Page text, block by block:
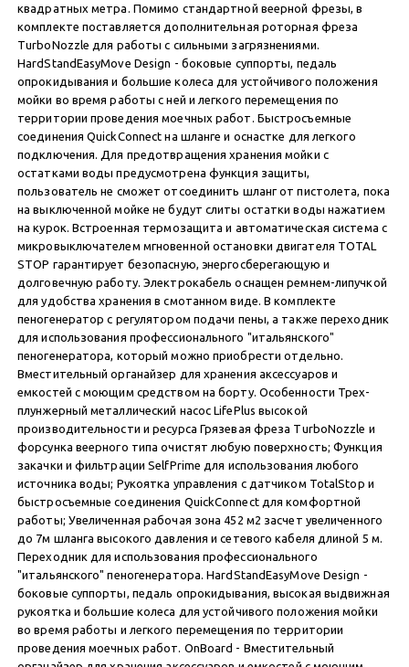
квадратных метра. Помимо стандартной веерной фрезы, в
комплекте поставляется дополнительная роторная фреза
TurboNozzle для работы с сильными загрязнениями.
HardStandEasyMove Design - боковые суппорты, педаль
опрокидывания и большие колеса для устойчивого положения
мойки во время работы с ней и легкого перемещения по
территории проведения моечных работ. Быстросъемные
соединения QuickConnect на шланге и оснастке для легкого
подключения. Для предотвращения хранения мойки с
остатками воды предусмотрена функция защиты,
пользователь не сможет отсоединить шланг от пистолета, пока
на выключенной мойке не будут слиты остатки воды нажатием
на курок. Встроенная термозащита и автоматическая система с
микровыключателем мгновенной остановки двигателя TOTAL
STOP гарантирует безопасную, энергосберегающую и
долговечную работу. Электрокабель оснащен ремнем-липучкой
для удобства хранения в смотанном виде. В комплекте
пеногенератор с регулятором подачи пены, а также переходник
для использования профессионального "итальянского"
пеногенератора, который можно приобрести отдельно.
Вместительный органайзер для хранения аксессуаров и
емкостей с моющим средством на борту. Особенности Трех-
плунжерный металлический насос LifePlus высокой
производительности и ресурса Грязевая фреза TurboNozzle и
форсунка веерного типа очистят любую поверхность; Функция
закачки и фильтрации SelfPrime для использования любого
источника воды; Рукоятка управления с датчиком TotalStop и
быстросъемные соединения QuickConnect для комфортной
работы; Увеличенная рабочая зона 452 м2 засчет увеличенного
до 7м шланга высокого давления и сетевого кабеля длиной 5 м.
Переходник для использования профессионального
"итальянского" пеногенератора. HardStandEasyMove Design -
боковые суппорты, педаль опрокидывания, высокая выдвижная
рукоятка и большие колеса для устойчивого положения мойки
во время работы и легкого перемещения по территории
проведения моечных работ. OnBoard - Вместительный